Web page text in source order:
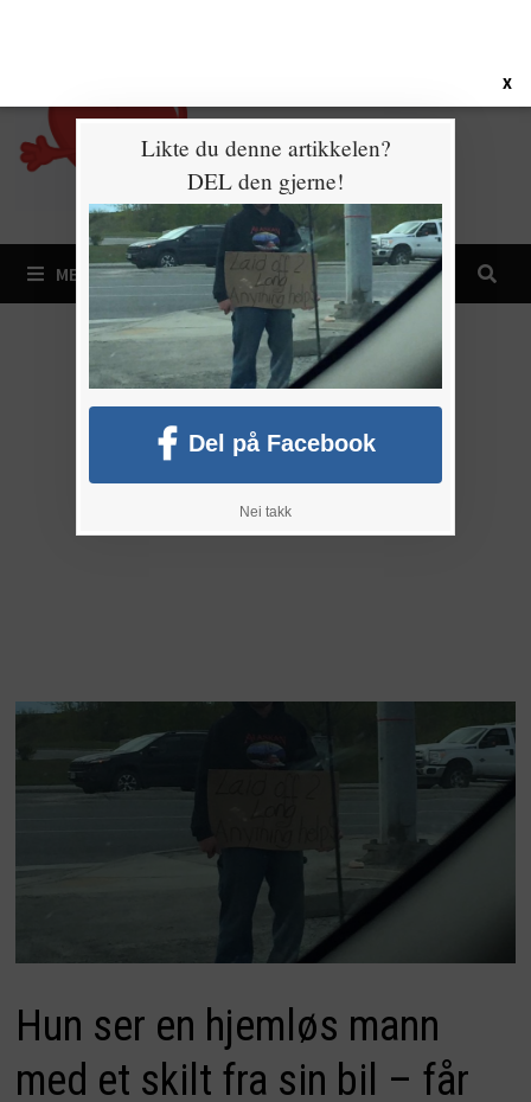
MENY
Hun ser en hjemløs mann
med et skilt fra sin bil – får
X
Likte du denne artikkelen?
DEL den gjerne!
Del på Facebook
Nei takk